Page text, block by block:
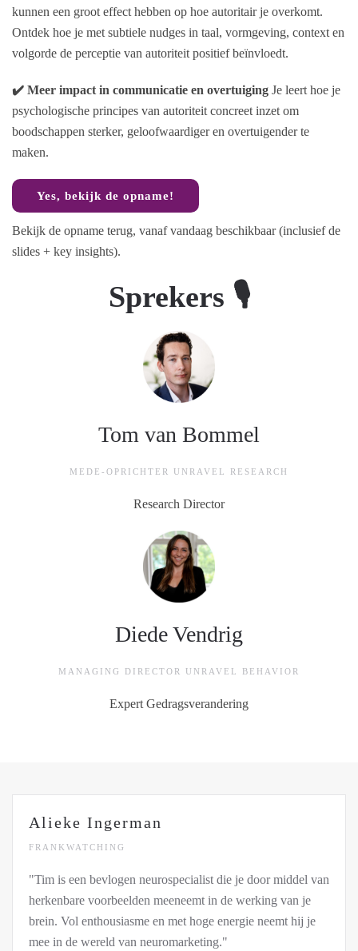
kunnen een groot effect hebben op hoe autoritair je overkomt.
Ontdek hoe je met subtiele nudges in taal, vormgeving, context en
volgorde de perceptie van autoriteit positief beïnvloedt.
✔️ Meer impact in communicatie en overtuiging Je leert hoe je
psychologische principes van autoriteit concreet inzet om
boodschappen sterker, geloofwaardiger en overtuigender te
maken.
Yes, bekijk de opname!
Bekijk de opname terug, vanaf vandaag beschikbaar (inclusief de
slides + key insights).
Sprekers 🎙
Tom van Bommel
MEDE-OPRICHTER UNRAVEL RESEARCH
Research Director
Diede Vendrig
MANAGING DIRECTOR UNRAVEL BEHAVIOR
Expert Gedragsverandering
Alieke Ingerman
FRANKWATCHING
"Tim is een bevlogen neurospecialist die je door middel van
herkenbare voorbeelden meeneemt in de werking van je
brein. Vol enthousiasme en met hoge energie neemt hij je
mee in de wereld van neuromarketing."